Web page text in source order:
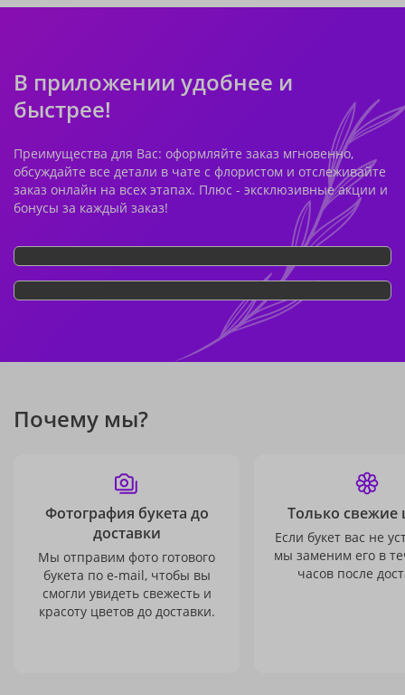
В приложении удобнее и
быстрее!
Преимущества для Вас: оформляйте заказ мгновенно,
обсуждайте все детали в чате с флористом и отслеживайте
заказ онлайн на всех этапах. Плюс - эксклюзивные акции и
бонусы за каждый заказ!
Почему мы?
Фотография букета до
доставки
Мы отправим фото готового
букета по e-mail, чтобы вы
смогли увидеть свежесть и
красоту цветов до доставки.
Только свежие
Если букет вас не
мы заменим его в
часов после